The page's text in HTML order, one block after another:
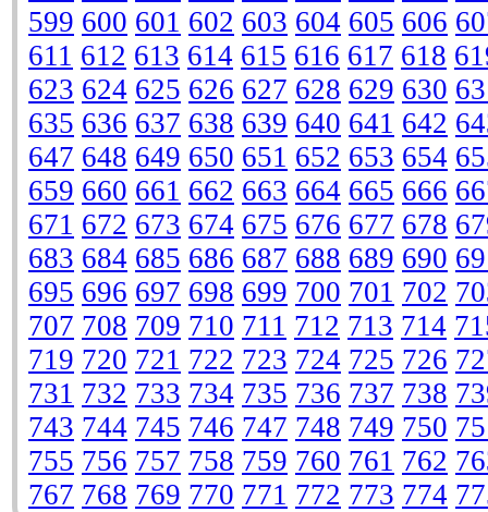
599 600 601 602 603 604 605 606
611 612 613 614 615 616 617 618
623 624 625 626 627 628 629 630
635 636 637 638 639 640 641 642
647 648 649 650 651 652 653 654
659 660 661 662 663 664 665 666
671 672 673 674 675 676 677 678
683 684 685 686 687 688 689 690
695 696 697 698 699 700 701 702
707 708 709 710 711 712 713 714
719 720 721 722 723 724 725 726
731 732 733 734 735 736 737 738
743 744 745 746 747 748 749 750
755 756 757 758 759 760 761 762
767 768 769 770 771 772 773 774